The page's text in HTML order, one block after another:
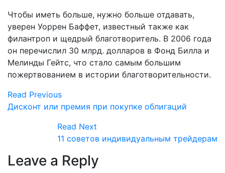
Чтобы иметь больше, нужно больше отдавать,
уверен Уоррен Баффет, известный также как
филантроп и щедрый благотворитель. В 2006 года
он перечислил 30 млрд. долларов в Фонд Билла и
Мелинды Гейтс, что стало самым большим
пожертвованием в истории благотворительности.
Read Previous
Дисконт или премия при покупке облигаций
Read Next
11 советов индивидуальным трейдерам
Leave a Reply